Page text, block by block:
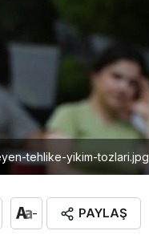
tehlike-yikim-tozlari.jpg
- PAYLAŞ